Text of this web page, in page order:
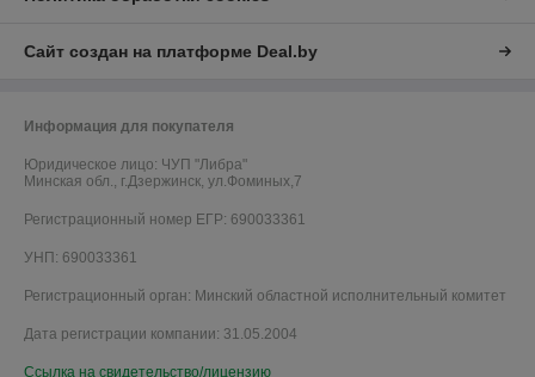
Сайт создан на платформе Deal.by
Информация для покупателя
Юридическое лицо: ЧУП "Либра"
Минская обл., г.Дзержинск, ул.Фоминых,7
Регистрационный номер ЕГР: 690033361
УНП: 690033361
Регистрационный орган: Минский областной исполнительный комитет
Дата регистрации компании: 31.05.2004
Ссылка на свидетельство/лицензию